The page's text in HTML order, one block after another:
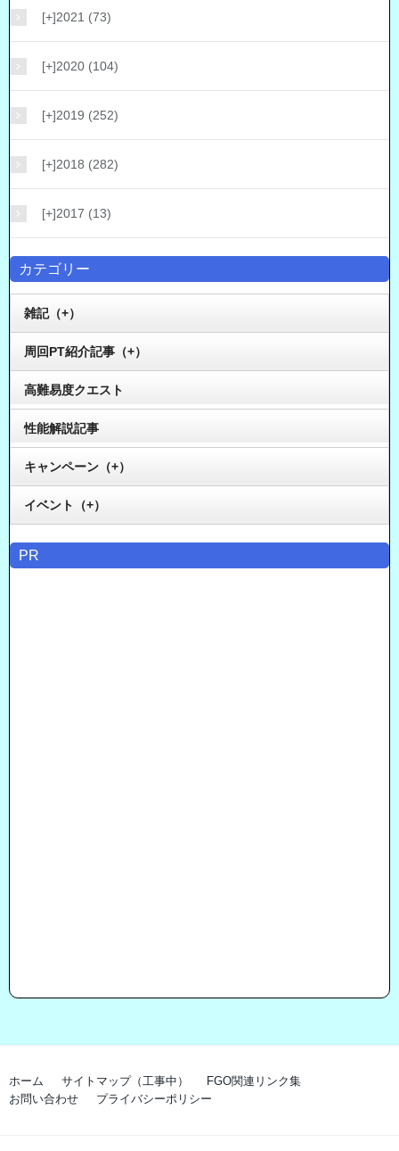
[+]2021 (73)
[+]2020 (104)
[+]2019 (252)
[+]2018 (282)
[+]2017 (13)
カテゴリー
雑記（+）
周回PT紹介記事（+）
高難易度クエスト
性能解説記事
キャンペーン（+）
イベント（+）
PR
ホーム サイトマップ（工事中）
FGO関連リンク集
お問い合わせ
プライバシーポリシー